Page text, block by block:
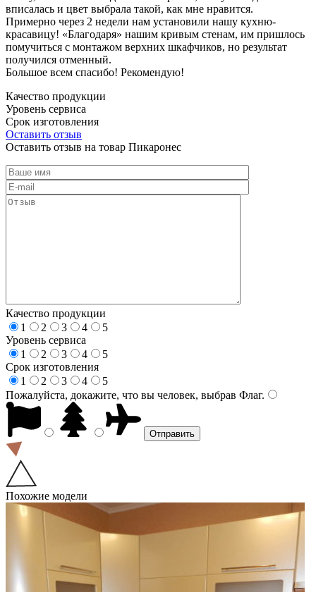
вписалась и цвет выбрала такой, как мне нравится.
Примерно через 2 недели нам установили нашу кухню-
красавицу! «Благодаря» нашим кривым стенам, им пришлось
помучиться с монтажом верхних шкафчиков, но результат
получился отменный.
Большое всем спасибо! Рекомендую!
Качество продукции
Уровень сервиса
Срок изготовления
Оставить отзыв
Оставить отзыв на товар Пикаронес
Качество продукции
1
2 3 4
5
Уровень сервиса
1
2 3 4
5
Срок изготовления
1
2 3 4
5
Пожалуйста, докажите, что вы человек, выбрав Флаг.
Похожие модели